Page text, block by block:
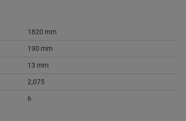
1820 mm
190 mm
13 mm
2,075
6